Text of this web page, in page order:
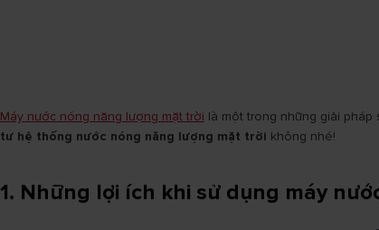
Máy nước nóng năng lượng mặt trời là một trong những giải
tư hệ thống nước nóng năng lượng mặt trời không nhé!
1. Những lợi ích khi sử dụng máy